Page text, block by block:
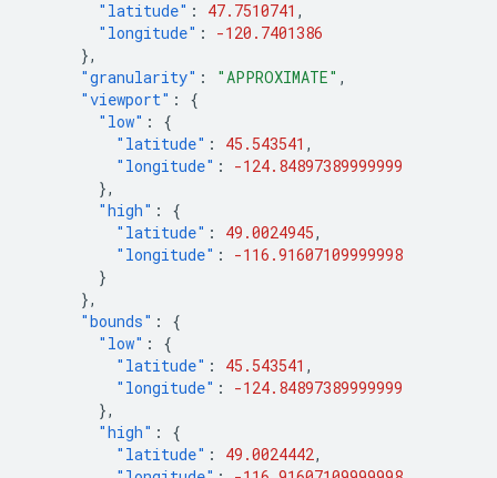
"latitude" : 47.7510741 ,
"longitude" :
-120.7401386
},
"granularity" : "APPROXIMATE" ,
"viewport" :
{
"low" :
{
"latitude" : 45.543541 ,
"longitude" :
-124.84897389999999
},
"high" :
{
"latitude" : 49.0024945,
"longitude" :
-116.91607109999998
}
},
"bounds" :
{
"low" :
{
"latitude" : 45.543541 ,
"longitude" :
-124.84897389999999
},
"high" :
{
"latitude" : 49.0024442,